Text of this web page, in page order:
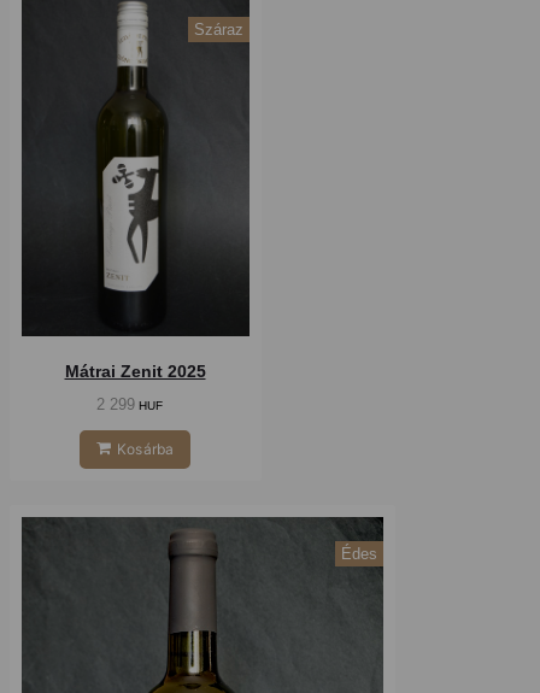
Száraz
Mátrai Zenit 2025
2 299HUF
Kosárba
Édes